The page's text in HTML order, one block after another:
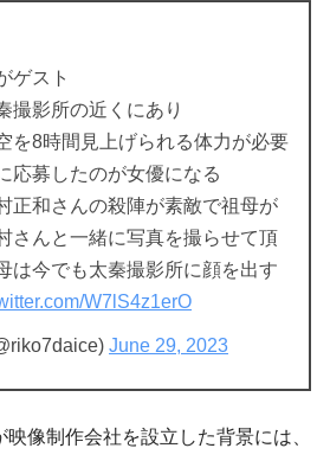
ゲスト
撮影所の近くにあり
を8時間見上げられる体力が必要
応募したのが女優になる
正和さんの殺陣が素敵で祖母が
さんと一緒に写真を撮らせて頂
は今でも太秦撮影所に顔を出す
W7lS4z1erO
June 29, 2023
像制作会社を設立した背景には、